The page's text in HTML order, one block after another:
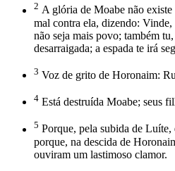
2 A glória de Moabe não
mal contra ela, dizendo: Vinde,
não seja mais povo; também
desarraigada; a espada te irá
3 Voz de grito de Horonaim:
4 Está destruída Moabe; seus
5 Porque, pela subida de
porque, na descida de
ouviram um lastimoso clamor.